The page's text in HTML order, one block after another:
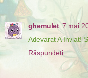
ghemulet 7 mai
Adevarat A Inviat!
Răspundeți